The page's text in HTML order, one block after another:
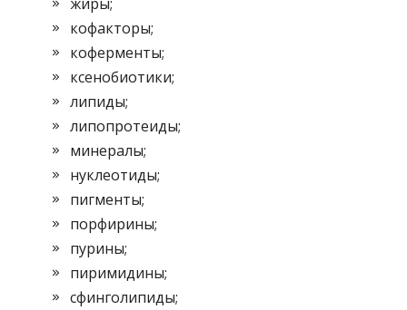
кофакторы;
коферменты;
ксенобиотики;
липиды;
липопротеиды;
минералы;
нуклеотиды;
пигменты;
порфирины;
пурины;
пиримидины;
сфинголипиды;